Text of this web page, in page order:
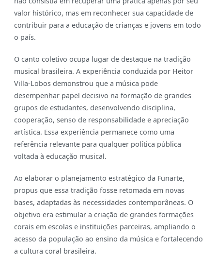
valor histórico, mas em reconhecer sua capacidade de
contribuir para a educação de crianças e jovens em todo
o país.
O canto coletivo ocupa lugar de destaque na tradição
musical brasileira. A experiência conduzida por Heitor
Villa-Lobos demonstrou que a música pode
desempenhar papel decisivo na formação de grandes
grupos de estudantes, desenvolvendo disciplina,
cooperação, senso de responsabilidade e apreciação
artística. Essa experiência permanece como uma
referência relevante para qualquer política pública
voltada à educação musical.
Ao elaborar o planejamento estratégico da Funarte,
propus que essa tradição fosse retomada em novas
bases, adaptadas às necessidades contemporâneas. O
objetivo era estimular a criação de grandes formações
corais em escolas e instituições parceiras, ampliando o
acesso da população ao ensino da música e fortalecendo
a cultura coral brasileira.